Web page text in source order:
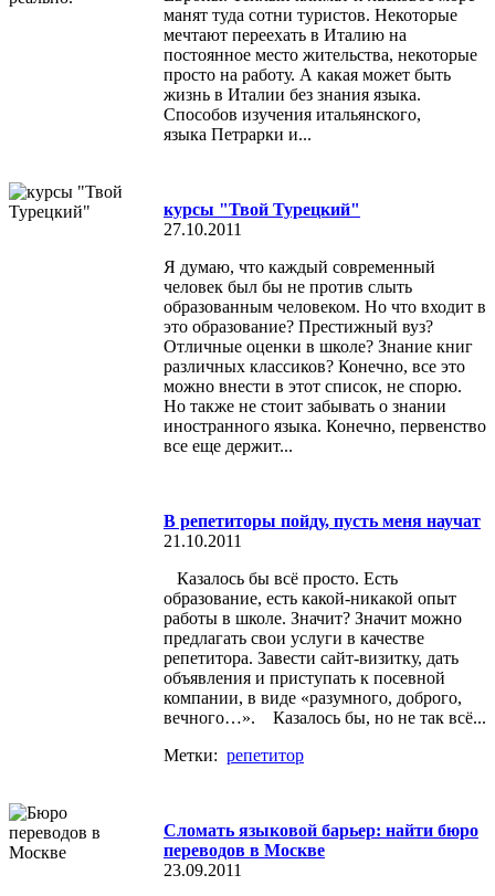
манят туда сотни туристов. Некоторые
мечтают переехать в Италию на
постоянное место жительства, некоторые
просто на работу. А какая может быть
жизнь в Италии без знания языка.
Способов изучения итальянского,
языка Петрарки и...
курсы "Твой Турецкий"
27.10.2011
Я думаю, что каждый современный
человек был бы не против слыть
образованным человеком. Но что входит в
это образование? Престижный вуз?
Отличные оценки в школе? Знание книг
различных классиков? Конечно, все это
можно внести в этот список, не спорю.
Но также не стоит забывать о знании
иностранного языка. Конечно, первенство
все еще держит...
В репетиторы пойду, пусть меня научат
21.10.2011
Казалось бы всё просто. Есть
образование, есть какой-никакой опыт
работы в школе. Значит? Значит можно
предлагать свои услуги в качестве
репетитора. Завести сайт-визитку, дать
объявления и приступать к посевной
компании, в виде «разумного, доброго,
вечного…». Казалось бы, но не так всё...
Метки: репетитор
Сломать языковой барьер: найти бюро
переводов в Москве
23.09.2011